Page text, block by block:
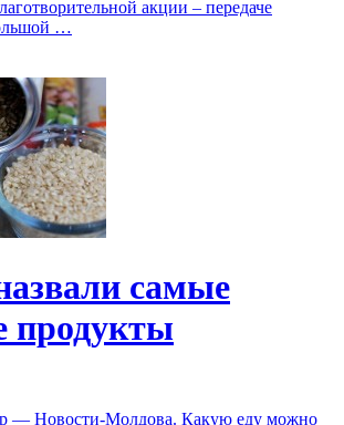
акции – передаче
…
самые
продукты
Новости-Молдова. Какую еду можно